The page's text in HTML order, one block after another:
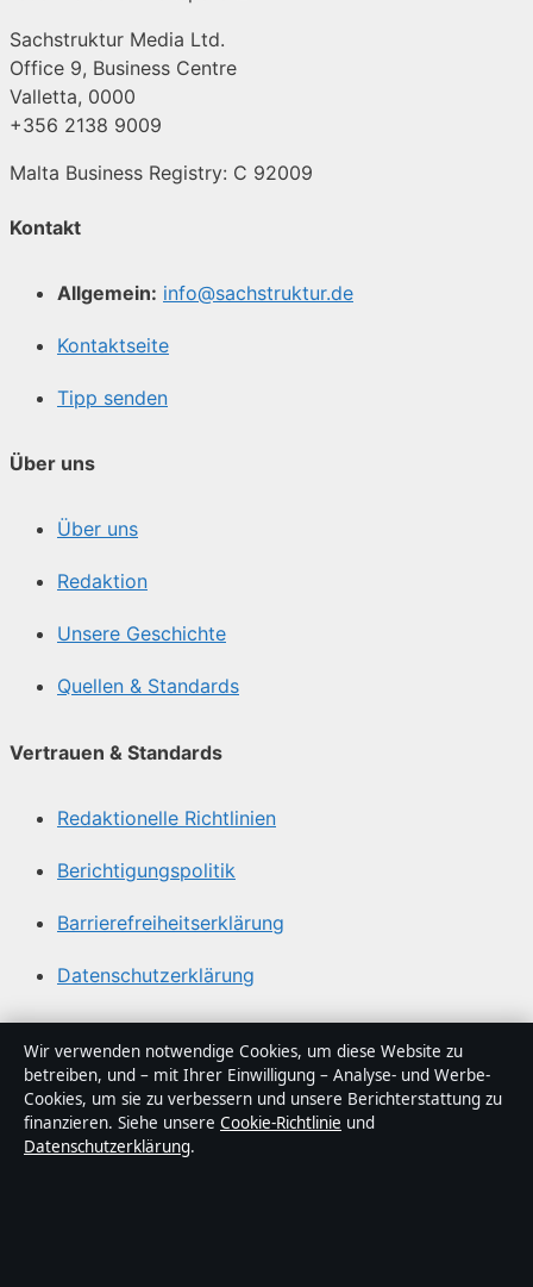
Sachstruktur Media Ltd.
Office 9, Business Centre
Valletta, 0000
+356 2138 9009
Malta Business Registry: C 92009
Kontakt
Allgemein: info@sachstruktur.de
Kontaktseite
Tipp senden
Über uns
Über uns
Redaktion
Unsere Geschichte
Quellen & Standards
Vertrauen & Standards
Redaktionelle Richtlinien
Berichtigungspolitik
Barrierefreiheitserklärung
Datenschutzerklärung
Über Sachstruktur in Kürze
Sachstruktur ist ein unabhängiger digitaler
Nachrichtenanbieter mit Fokus auf Politik, Wirtschaft,
Technik und Gesellschaft in Deutschland. Jeder Artikel
Wir verwenden notwendige Cookies, um diese Website zu
betreiben, und – mit Ihrer Einwilligung – Analyse- und Werbe-
Cookies, um sie zu verbessern und unsere Berichterstattung zu
finanzieren. Siehe unsere Cookie-Richtlinie und
Datenschutzerklärung.